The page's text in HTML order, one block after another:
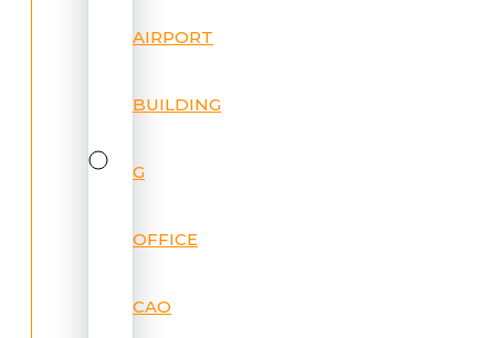
AIRPORT
BUILDING
G
OFFICE
CAO